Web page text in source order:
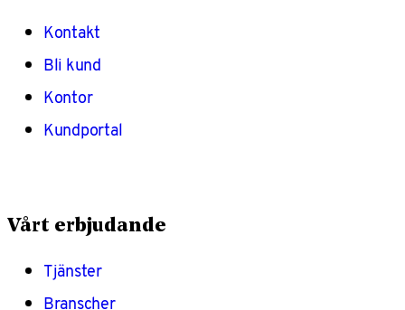
Kontakt
Bli kund
Kontor
Kundportal
Vårt erbjudande
Tjänster
Branscher